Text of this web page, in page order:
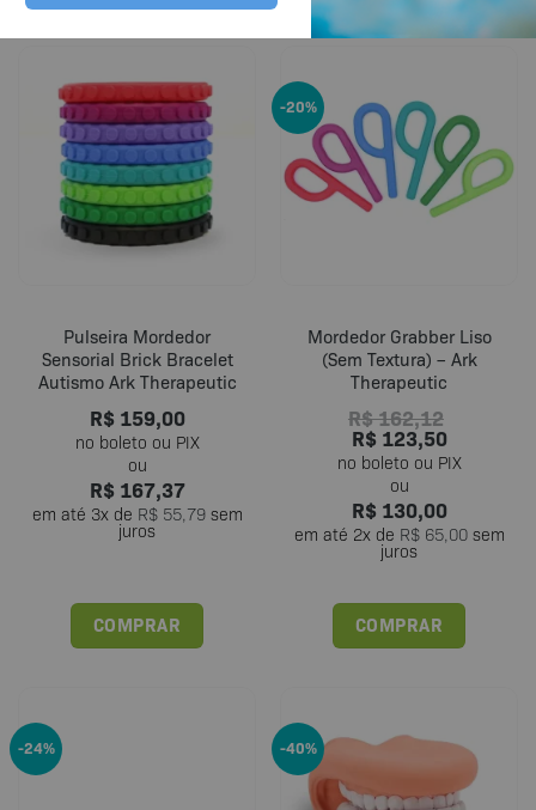
mandíbula.
Pulseira Mordedor
Sensorial Brick Bracelet
Autismo Ark Therapeutic
R$159,00
R$167,37
em até 3x de R$55,79sem
juros
COMPRAR
Este
-20%
Mordedor Grabber Liso
(Sem Textura) – Ark
Therapeutic
R$162,12
R$123,50
R$130,00
em até 2x de R$65,00sem
juros
COMPRAR
Este
variantes.
opções
-24% -40%